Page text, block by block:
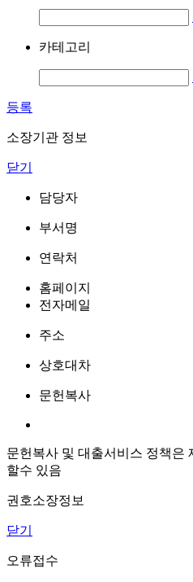
카테고리
등록
소장기관 정보
닫기
담당자
부서명
연락처
홈페이지
전자메일
주소
상호대차
문헌복사
문헌복사 및 대출서비스 정책은
할수 있음
권호소장정보
닫기
오류접수